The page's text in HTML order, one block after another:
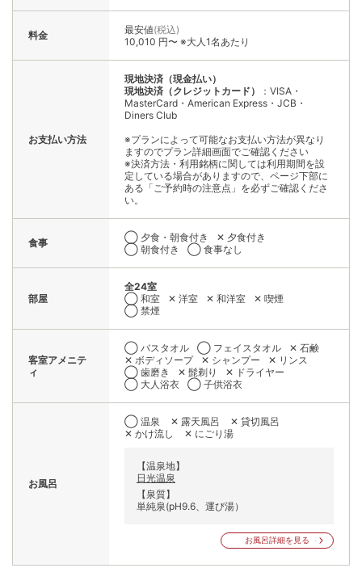
料金 最安値(税込)
10,010 円〜 ※大人1名あたり
お支払い方法
現地決済（現金払い）
現地決済（クレジットカード）
：VISA・
MasterCard・American Express・JCB・
Diners Club
※プランによって可能なお支払い方法が異なり
ますのでプラン詳細画面でご確認ください
※決済方法・利用銘柄に関しては利用期間を設
定している場合がありますので、ページ下部に
ある「ご予約時の注意点」を必ずご確認くださ
い。
食事 ◯ 夕食・朝食付き
✕ 夕食付き
◯ 朝食付き
◯ 食事なし
部屋
全24室
◯ 和室
✕ 洋室 ✕ 和洋室
✕ 喫煙
◯ 禁煙
客室アメニテ
ィ
◯ バスタオル ◯ フェイスタオル
✕ 石鹸
✕ ボディソープ
✕ シャンプー
✕ リンス
◯ 歯磨き
✕ 髭剃り
✕ ドライヤー
◯ 大人浴衣
◯ 子供浴衣
お風呂
◯ 温泉 ✕ 露天風呂
✕ 貸切風呂
✕ かけ流し
✕ にごり湯
【温泉地】
日光温泉
【泉質】
単純泉(pH9.6、運び湯）
お風呂詳細を見る